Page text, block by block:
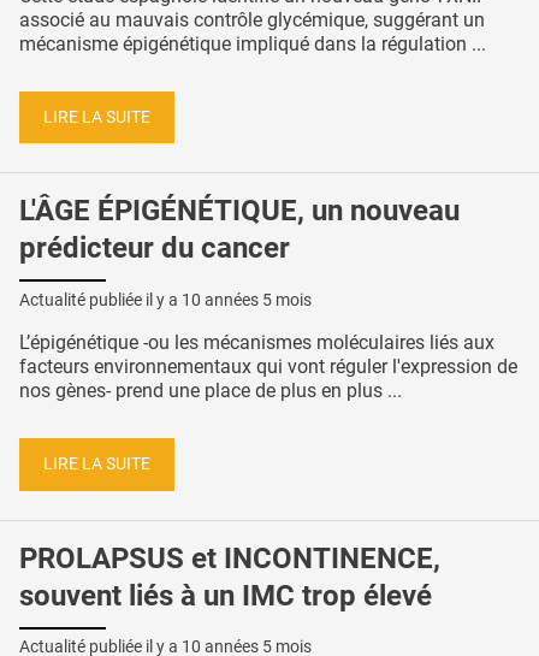
associé au mauvais contrôle glycémique, suggérant un
mécanisme épigénétique impliqué dans la régulation ...
LIRE LA SUITE
L'ÂGE ÉPIGÉNÉTIQUE, un nouveau
prédicteur du cancer
Actualité publiée il y a 10 années 5 mois
L’épigénétique -ou les mécanismes moléculaires liés aux
facteurs environnementaux qui vont réguler l'expression de
nos gènes- prend une place de plus en plus ...
LIRE LA SUITE
PROLAPSUS et INCONTINENCE,
souvent liés à un IMC trop élevé
Actualité publiée il y a 10 années 5 mois